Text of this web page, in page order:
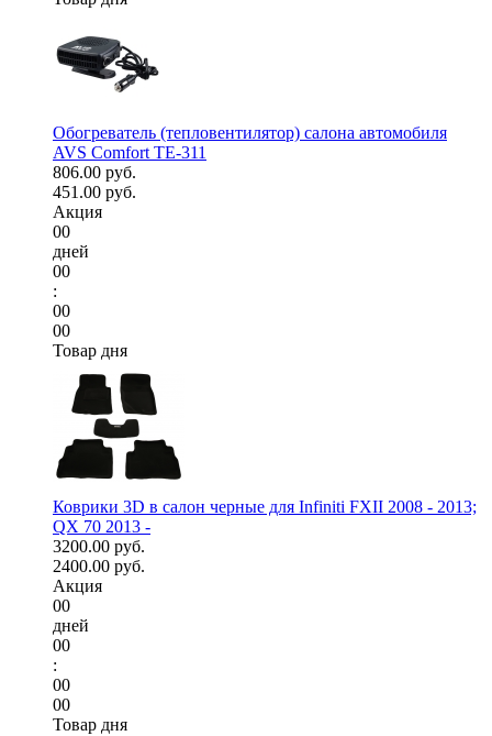
Обогреватель (тепловентилятор) салона автомобиля
AVS Comfort TE-311
806.00 руб.
451.00 руб.
Акция
00
дней
00
:
00
00
Товар дня
Коврики 3D в салон черные для Infiniti FXII 2008 - 2013;
QX 70 2013 -
3200.00 руб.
2400.00 руб.
Акция
00
дней
00
:
00
00
Товар дня